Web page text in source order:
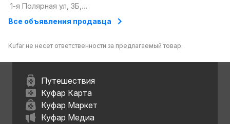
любой сложности
1-я Полярная ул, 3Б,
область
Все объявления продавца
Kufar не несет ответственности за предлагаемый товар.
Путешествия
Куфар Карта
Куфар Маркет
Куфар Медиа